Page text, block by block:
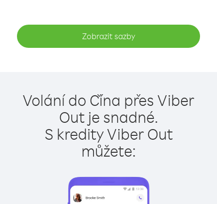
Zobrazit sazby
Volání do Čína přes Viber
Out je snadné.
S kredity Viber Out
můžete: